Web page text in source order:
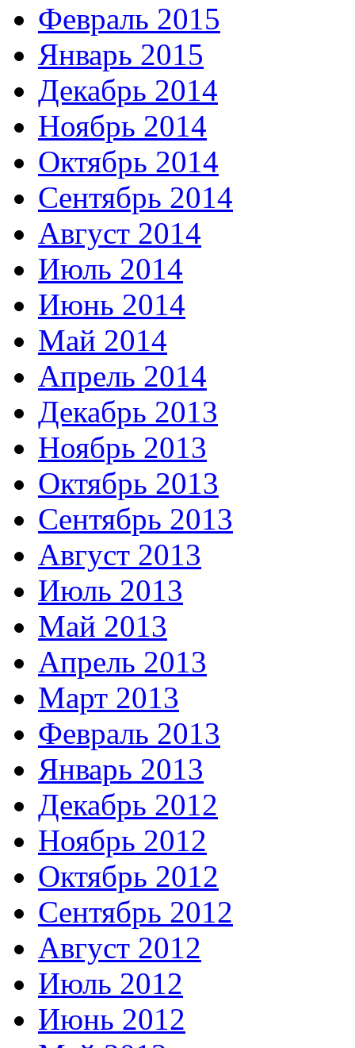
Февраль 2015
Январь 2015
Декабрь 2014
Ноябрь 2014
Октябрь 2014
Сентябрь 2014
Август 2014
Июль 2014
Июнь 2014
Май 2014
Апрель 2014
Декабрь 2013
Ноябрь 2013
Октябрь 2013
Сентябрь 2013
Август 2013
Июль 2013
Май 2013
Апрель 2013
Март 2013
Февраль 2013
Январь 2013
Декабрь 2012
Ноябрь 2012
Октябрь 2012
Сентябрь 2012
Август 2012
Июль 2012
Июнь 2012